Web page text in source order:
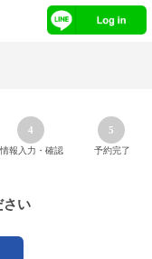
4
情報入力・確認
5
予約完了
さい